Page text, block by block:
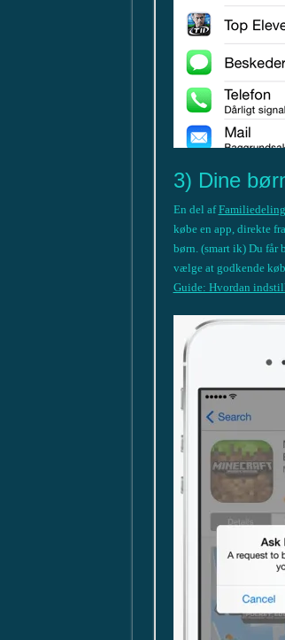
3) Dine
En del afFamiliedeling
købe en app, direkte
børn. (smart ik) Du får
vælge at godkende
Guide: Hvordan